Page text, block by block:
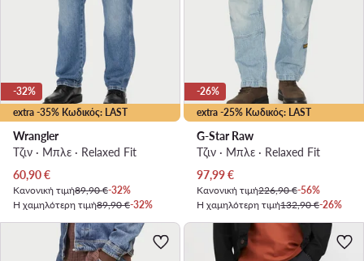
extra -35% Κωδικός: LAST
-32%
Wrangler
Τζιν · Μπλε · Relaxed Fit
Τρέχουσα τιμή
60,90€
Κανονική τιμή89,90 €-32%
Η χαμηλότερη τιμή89,90 €-32%
extra -25% Κωδικός: LAST
-26%
G-Star Raw
Τζιν · Μπλε · Relaxed Fit
Τρέχουσα τιμή
97,99€
Κανονική τιμή226,90 €-56%
Η χαμηλότερη τιμή132,90 €-26%